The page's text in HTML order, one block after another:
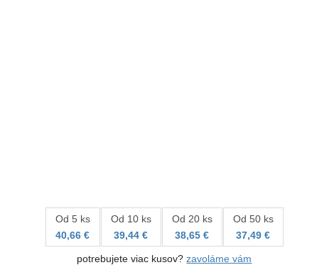
Od 5 ks
40,66 €
Od 10 ks
39,44 €
Od 20 ks
38,65 €
Od 50 ks
37,49 €
potrebujete viac kusov?zavoláme vám